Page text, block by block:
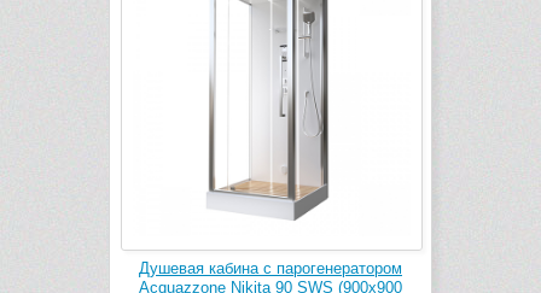
Душевая кабина с парогенератором
Acquazzone Nikita 90 SWS (900х900